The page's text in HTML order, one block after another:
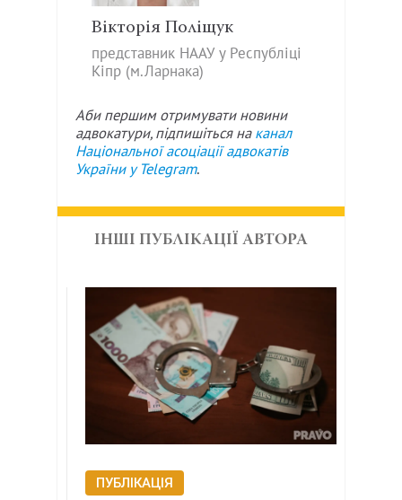
Вікторія Поліщук
представник НААУ у Республіці
Кіпр (м.Ларнака)
Аби першим отримувати новини
адвокатури, підпишіться на канал
Національної асоціації адвокатів
України у Telegram.
ІНШІ ПУБЛІКАЦІЇ АВТОРА
ПУБЛІКАЦІЯ